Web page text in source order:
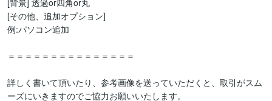
[背景] 透過or四角or丸
[その他、追加オプション]
例:パソコン追加
＝＝＝＝＝＝＝＝＝＝＝＝＝＝＝
詳しく書いて頂いたり、参考画像を送っていただくと、取引がスム
ーズにいきますのでご協力お願いいたします。